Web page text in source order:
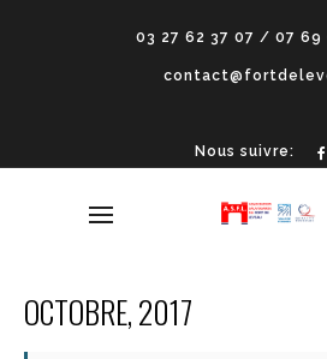
03 27 62 37 07 / 07 69
Nous suivre:
OCTOBRE, 2017